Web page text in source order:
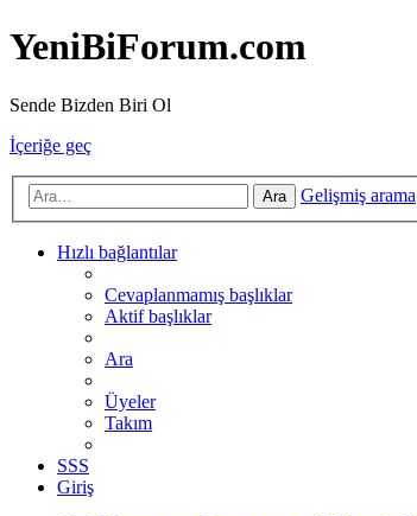
YeniBiForum.com
Sende Bizden Biri Ol
İçeriğe geç
Ara Gelişmiş arama
Hızlı bağlantılar
Cevaplanmamış başlıklar
Aktif başlıklar
Ara
Üyeler
Takım
SSS
Giriş